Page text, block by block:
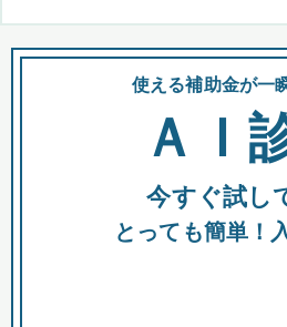
都道府県
全国の検索結果を含めて
助成金 融資
使える補助金が一
ＡＩ
今すぐ試し
とっても簡単！